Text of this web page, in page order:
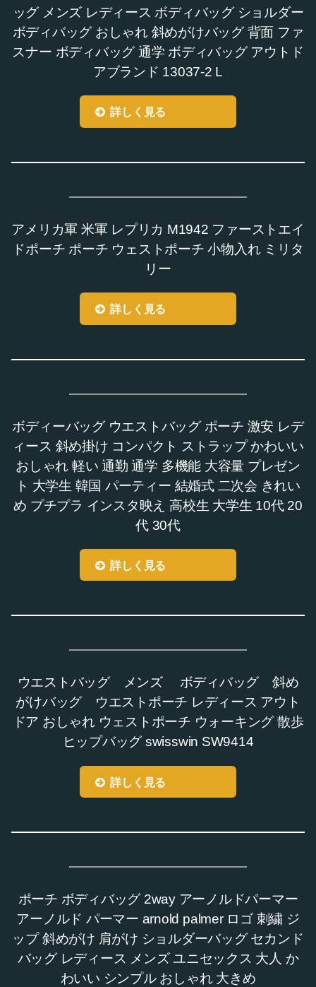
ッグ メンズ レディース ボディバッグ ショルダー
ボディバッグ おしゃれ 斜めがけバッグ 背面 ファ
スナー ボディバッグ 通学 ボディバッグ アウトド
アブランド 13037-2 L
詳しく見る
アメリカ軍 米軍 レプリカ M1942 ファーストエイ
ドポーチ ポーチ ウェストポーチ 小物入れ ミリタ
リー
詳しく見る
ボディーバッグ ウエストバッグ ポーチ 激安 レデ
ィース 斜め掛け コンパクト ストラップ かわいい
おしゃれ 軽い 通勤 通学 多機能 大容量 プレゼン
ト 大学生 韓国 パーティー 結婚式 二次会 きれい
め プチプラ インスタ映え 高校生 大学生 10代 20
代 30代
詳しく見る
ウエストバッグ メンズ ボディバッグ 斜め
がけバッグ ウエストポーチ レディース アウト
ドア おしゃれ ウェストポーチ ウォーキング 散歩
ヒップバッグ swisswin SW9414
詳しく見る
ポーチ ボディバッグ 2way アーノルドパーマー
アーノルド パーマー arnold palmer ロゴ 刺繍 ジ
ップ 斜めがけ 肩がけ ショルダーバッグ セカンド
バッグ レディース メンズ ユニセックス 大人 か
わいい シンプル おしゃれ 大きめ